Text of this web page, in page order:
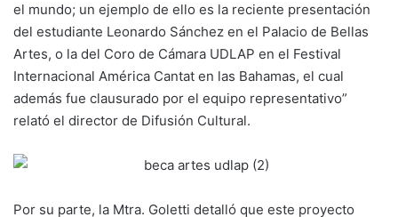
el mundo; un ejemplo de ello es la reciente presentación
del estudiante Leonardo Sánchez en el Palacio de Bellas
Artes, o la del Coro de Cámara UDLAP en el Festival
Internacional América Cantat en las Bahamas, el cual
además fue clausurado por el equipo representativo”
relató el director de Difusión Cultural.
Por su parte, la Mtra. Goletti detalló que este proyecto